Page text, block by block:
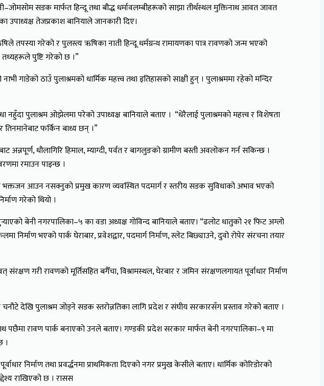
सडक मार्फत हिन्दू तथा बौद्ध धर्मावलम्बीहरूको साझा तीर्थस्थल मुक्तिनाथ आवत जावत
तेजप्रकाश बानियाले जानकारी दिए।
गरेको र पुलस्त्य ऋषिका नाती हिन्दू धर्मग्रन्थ रामायणका पात्र रावणको जन्म भएको
पुष्टि गरेको छ ।”
ठाउँ पुलाश्रमको धार्मिक महत्त्व तथा इतिहासको साक्षी हुन् । पुलाश्रममा रहेको मन्दिर
नहुँदा पुलाश्रम ओझेलमा परेको उपाध्यक्ष बानियाले बताए । “धेरैलाई पुलाश्रमको महत्त्व र विशेषता
फर्किन बाध्य छन् ।”
धौलागिरि हिमाल, म्याग्दी, पर्वत र बागलुङको ग्रामीण बस्ती अवलोकन गर्न सकिन्छ ।
रमाउन पाइन्छ ।
र भक्तजन आउन नसक्नुको प्रमुख कारण व्यवस्थित पदमार्ग र स्तरीय सडक सुविधाको अभाव भएको
गरेको थियो ।
बेनी नगरपालिका–५ का वडा अध्यक्ष गोविन्द बानियाले बताए। “ढलोट धातुको २१ फिट अग्लो
भएको पार्क घेराबार, प्रवेशद्वार, पदमार्ग निर्माण, स्लेट बिछ्याउने, दुवो रोपेर संरचना तयार
गरी रावणको मूर्तिसहित बगैँचा, विश्रामस्थल, घेरबार र जमिन संरक्षणलगायत पूर्वाधार निर्माण
देखि पुलाश्रम जोड्ने सडक स्तरोन्नतिका लागि प्रदेश र संघीय सरकारसँग प्रस्ताव गरेको बताए ।
पछैमा रावण पार्क बनाएको उनले बताए। गण्डकी प्रदेश सरकार मार्फत बेनी नगरपालिका–९ मा
।
निर्माण तथा प्रवर्द्धनमा प्राथमिकता दिएको नगर प्रमुख केसीले बताए। धार्मिक कोरिडोरको
राखिएको छ । रासस